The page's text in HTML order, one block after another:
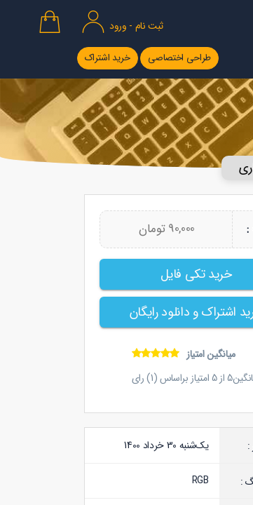
ثبت نام - ورود
طراحی اختصاصی خرید اشتراک
: 90,000 تومان
خرید تکی فایل
اشتراک و دانلود رایگان
میانگین امتیاز
5از5امتیاز براساس (1) رای
: یک‌شنبه 30 خرداد 1400
:
RGB